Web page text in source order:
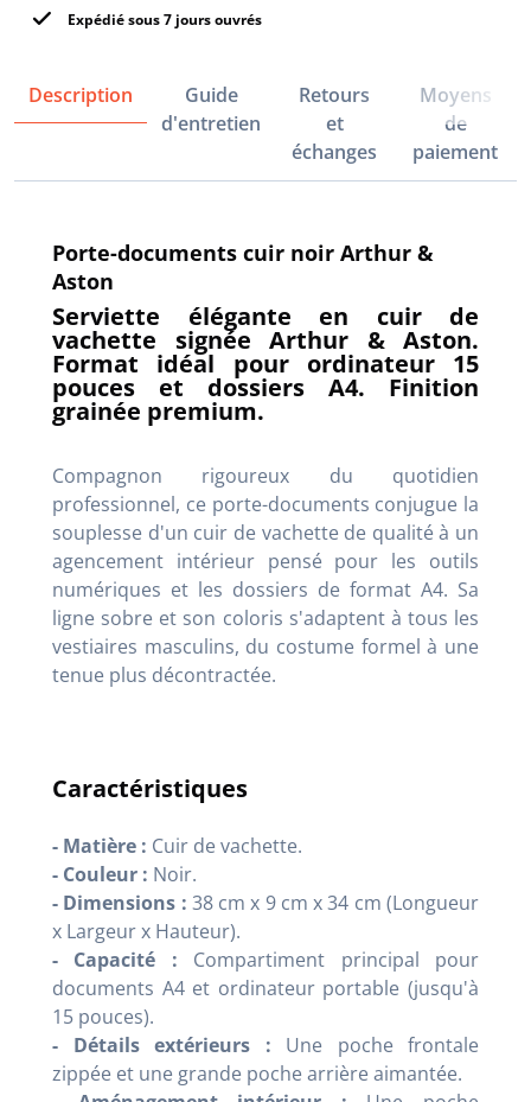
Expédié sous 7 jours ouvrés
Description
Guide
d'entretien
Retours
et
échanges
Moyens
de
paiement
Porte-documents cuir noir Arthur &
Aston
Serviette élégante en cuir de
vachette signée Arthur & Aston.
Format idéal pour ordinateur 15
pouces et dossiers A4. Finition
grainée premium.
Compagnon rigoureux du quotidien
professionnel, ce porte-documents conjugue la
souplesse d'un cuir de vachette de qualité à un
agencement intérieur pensé pour les outils
numériques et les dossiers de format A4. Sa
ligne sobre et son coloris s'adaptent à tous les
vestiaires masculins, du costume formel à une
tenue plus décontractée.
Caractéristiques
- Matière : Cuir de vachette.
- Couleur : Noir.
- Dimensions : 38 cm x 9 cm x 34 cm (Longueur
x Largeur x Hauteur).
- Capacité : Compartiment principal pour
documents A4 et ordinateur portable (jusqu'à
15 pouces).
- Détails extérieurs : Une poche frontale
zippée et une grande poche arrière aimantée.